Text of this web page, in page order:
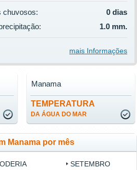
chuvosos:
0 dias
1.0 mm.
mais Informações
TEMPERATURA
DA ÁGUA DO MAR
Manama
Manama por mês
SETEMBRO